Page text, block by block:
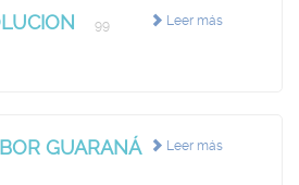
Leer más
99
Leer más
GUARANÁ